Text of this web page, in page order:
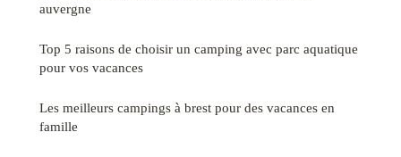
auvergne
Top 5 raisons de choisir un camping avec parc aquatique
pour vos vacances
Les meilleurs campings à brest pour des vacances en
famille